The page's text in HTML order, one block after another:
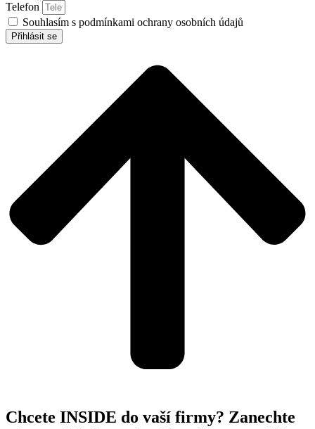
Telefon
Souhlasím s podmínkami ochrany osobních údajů
Přihlásit se
Chcete INSIDE do vaší firmy? Zanechte